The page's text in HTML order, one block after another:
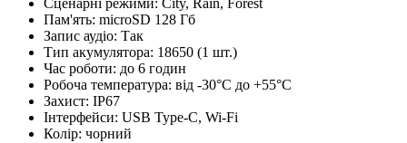
Сценарні режими: City, Rain, Forest
Пам'ять: microSD 128 Гб
Запис аудіо: Так
Тип акумулятора: 18650 (1 шт.)
Час роботи: до 6 годин
Робоча температура: від -30°C до +55°C
Захист: IP67
Інтерфейси: USB Type-C, Wi-Fi
Колір: чорний